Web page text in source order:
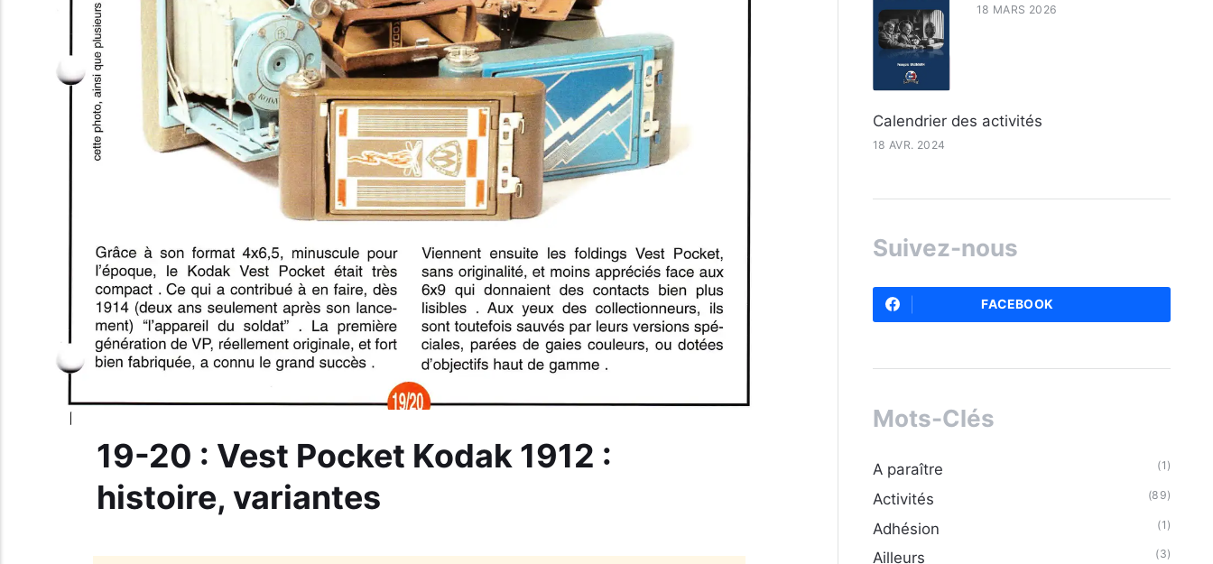
19-20 : Vest Pocket Kodak 1912 :
histoire, variantes
18 MARS 2026
Calendrier des activités
18 AVR. 2024
Suivez-nous
FACEBOOK
Mots-Clés
A paraître (1)
Activités (89)
Adhésion (1)
Ailleurs (3)